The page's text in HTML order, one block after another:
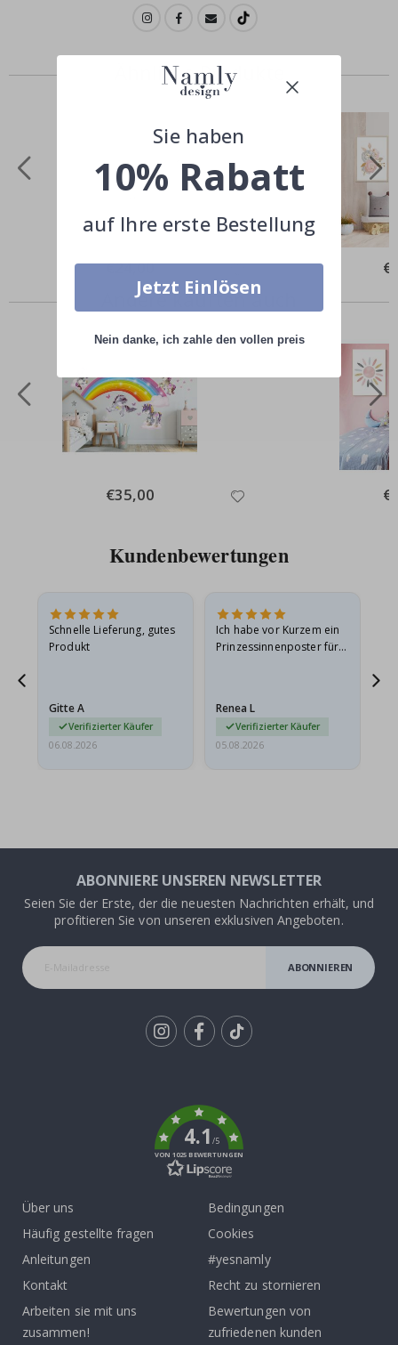
Ähnliche Produkte
Special
€24,00
Andere kauften auch
Special
Price
€35,00
Kundenbewertungen
Schnelle Lieferung, gutes
Produkt
Gitte A
Verifizierter Käufer
06.08.2026
Ich habe vor Kurzem ein
Prinzessinnenposter für
beschädigt…
Renea L
Verifizierter Käufer
05.08.2026
ABONNIERE UNSEREN NEWSLETTER
Seien Sie der Erste, der die neuesten Nachrichten erhält, und
profitieren Sie von unseren exklusiven Angeboten.
ABONNIEREN
4.1/5
VON 1025 BEWERTUNGEN
Über uns
Häufig gestellte fragen
Anleitungen
Kontakt
Arbeiten sie mit uns
zusammen!
Bedingungen
Cookies
#yesnamly
Recht zu stornieren
Bewertungen von
zufriedenen kunden
Sie haben
10% Rabatt
auf Ihre erste Bestellung
Jetzt Einlösen
Nein danke, ich zahle den vollen preis